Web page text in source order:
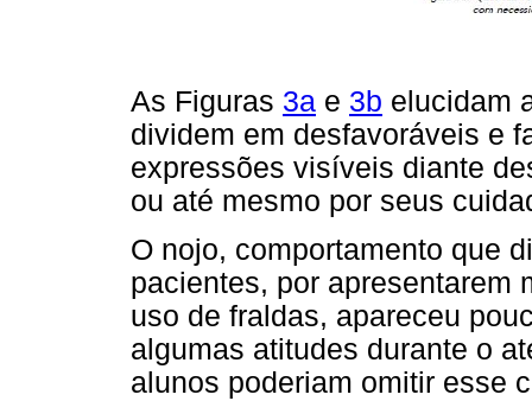
As Figuras 3a e 3b elucidam
dividem em desfavoráveis e
expressões visíveis diante
ou até mesmo por seus
O nojo, comportamento que
pacientes, por apresentarem
uso de fraldas, apareceu
algumas atitudes durante o
alunos poderiam omitir esse